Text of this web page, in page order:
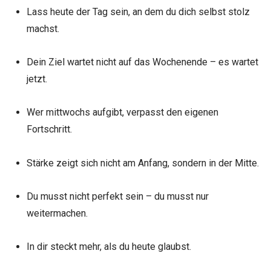
Lass heute der Tag sein, an dem du dich selbst stolz
machst.
Dein Ziel wartet nicht auf das Wochenende – es wartet
jetzt.
Wer mittwochs aufgibt, verpasst den eigenen
Fortschritt.
Stärke zeigt sich nicht am Anfang, sondern in der Mitte.
Du musst nicht perfekt sein – du musst nur
weitermachen.
In dir steckt mehr, als du heute glaubst.